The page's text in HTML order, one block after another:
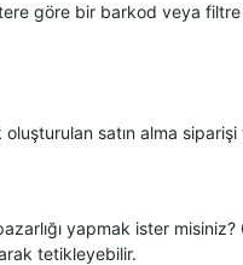
göre bir barkod veya filtre
satın alma
yapmak ister misiniz?
tetikleyebilir.